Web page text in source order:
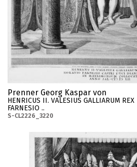
Prenner Georg Kaspar von
HENRICUS II. VALESIUS GALLIARUM REX
FARNESIO ..
S-CL2226_3220